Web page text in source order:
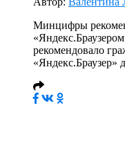
Минцифры
рекомендовало
«Яндекс.Браузер»